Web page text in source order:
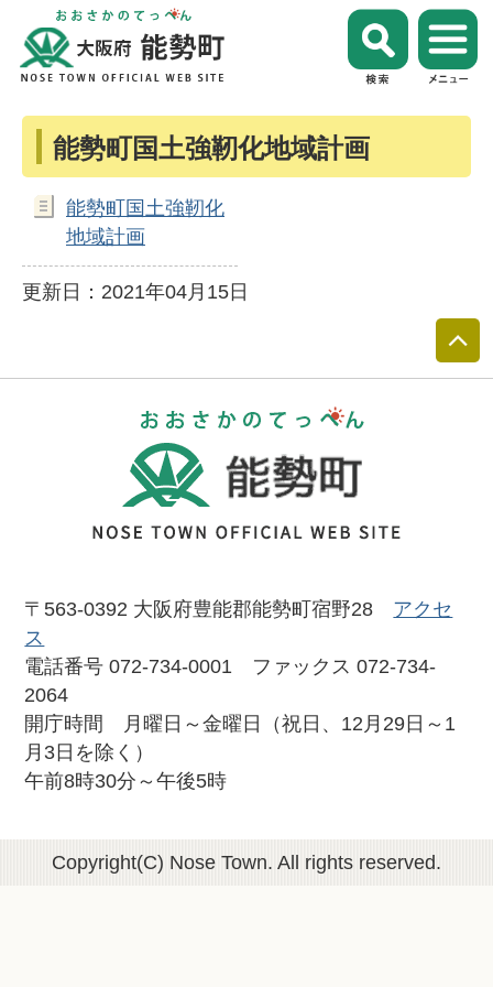
能勢町国土強靭化地域計画
能勢町国土強靭化
地域計画
更新日：2021年04月15日
〒563-0392 大阪府豊能郡能勢町宿野28 アクセ
ス
電話番号 072-734-0001 ファックス 072-734-
2064
開庁時間 月曜日～金曜日（祝日、12月29日～1
月3日を除く）
午前8時30分～午後5時
Copyright(C) Nose Town. All rights reserved.